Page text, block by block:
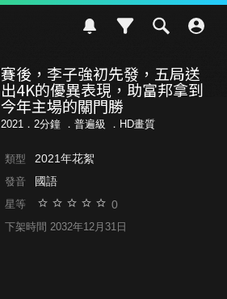
賽後，李子強初先發，五局送
出4K的優異表現，助富邦拿到
今年主場的關門勝
2021．2分鐘 ． 普遍級 ．HD畫質
類型 2021年花絮
發音 國語
星等 0
下架時間 2032年12月31日